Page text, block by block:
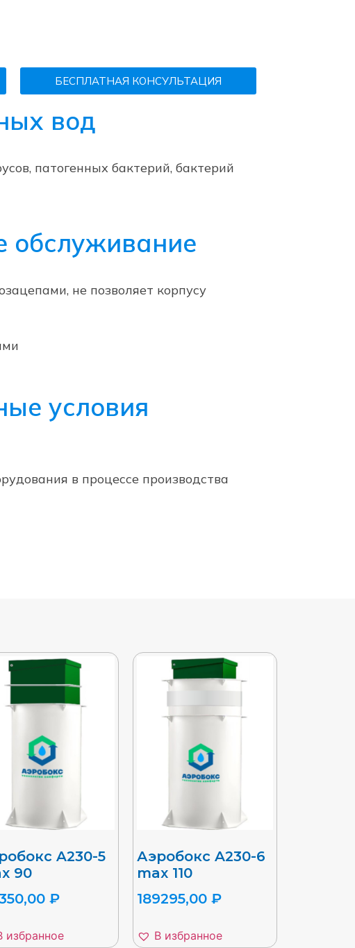
БЕСПЛАТНАЯ КОНСУЛЬТАЦИЯ
вод
патогенных бактерий, бактерий
обслуживание
не позволяет корпусу
условия
в процессе производства
A230-5
90
₽
избранное
Аэробокс A230-6
max 110
189295,00 ₽
В избранное